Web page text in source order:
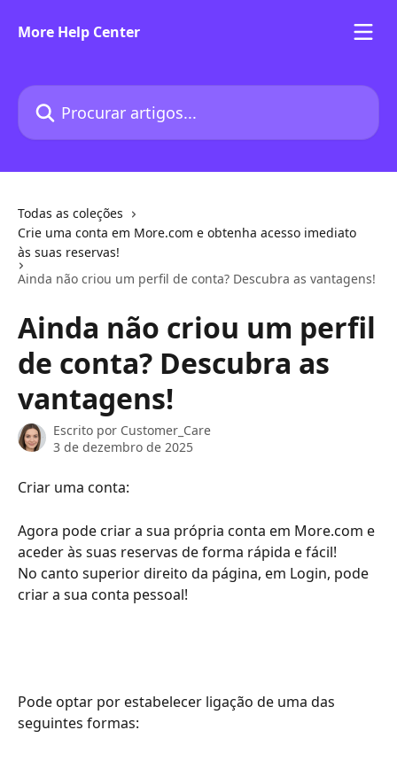
More Help Center
Procurar artigos...
Todas as coleções
Crie uma conta em More.com e obtenha acesso imediato
às suas reservas!
Ainda não criou um perfil de conta? Descubra as vantagens!
Ainda não criou um perfil
de conta? Descubra as
vantagens!
Escrito por Customer_Care
3 de dezembro de 2025
Criar uma conta:
Agora pode criar a sua própria conta em More.com e
aceder às suas reservas de forma rápida e fácil!
No canto superior direito da página, em Login, pode
criar a sua conta pessoal!
Pode optar por estabelecer ligação de uma das
seguintes formas: